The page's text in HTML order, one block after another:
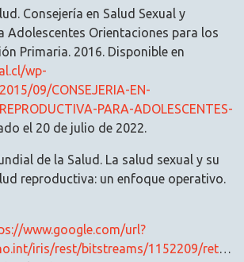
Consejería en Salud Sexual y
Adolescentes Orientaciones para los
Primaria. 2016. Disponible en
wp-
09/CONSEJERIA-EN-
PARA-ADOLESCENTES-
el 20 de julio de 2022.
de la Salud. La salud sexual y su
reproductiva: un enfoque operativo.
www.google.com/url?